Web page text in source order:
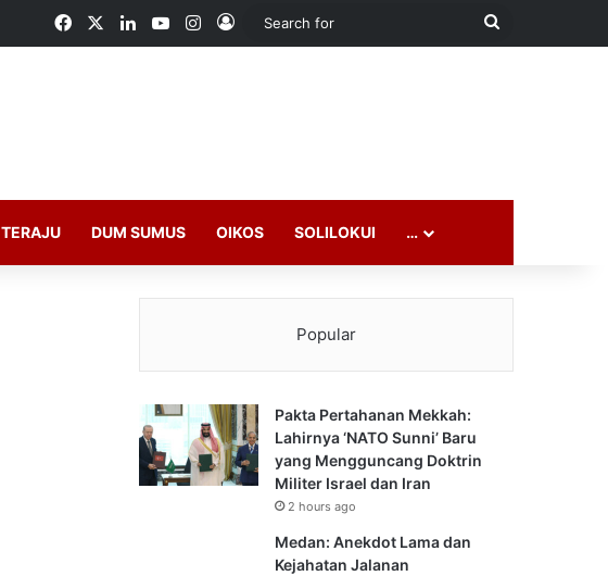
FacebookLinkedInYouTubeInstagram
Log In
Search
TERAJU DUM SUMUS OIKOS SOLILOKUI …
Popular
Pakta Pertahanan Mekkah:
Lahirnya ‘NATO Sunni’ Baru
yang Mengguncang Doktrin
Militer Israel dan Iran
2 hours ago
Medan: Anekdot Lama dan
Kejahatan Jalanan